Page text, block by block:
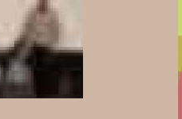
31 2026.